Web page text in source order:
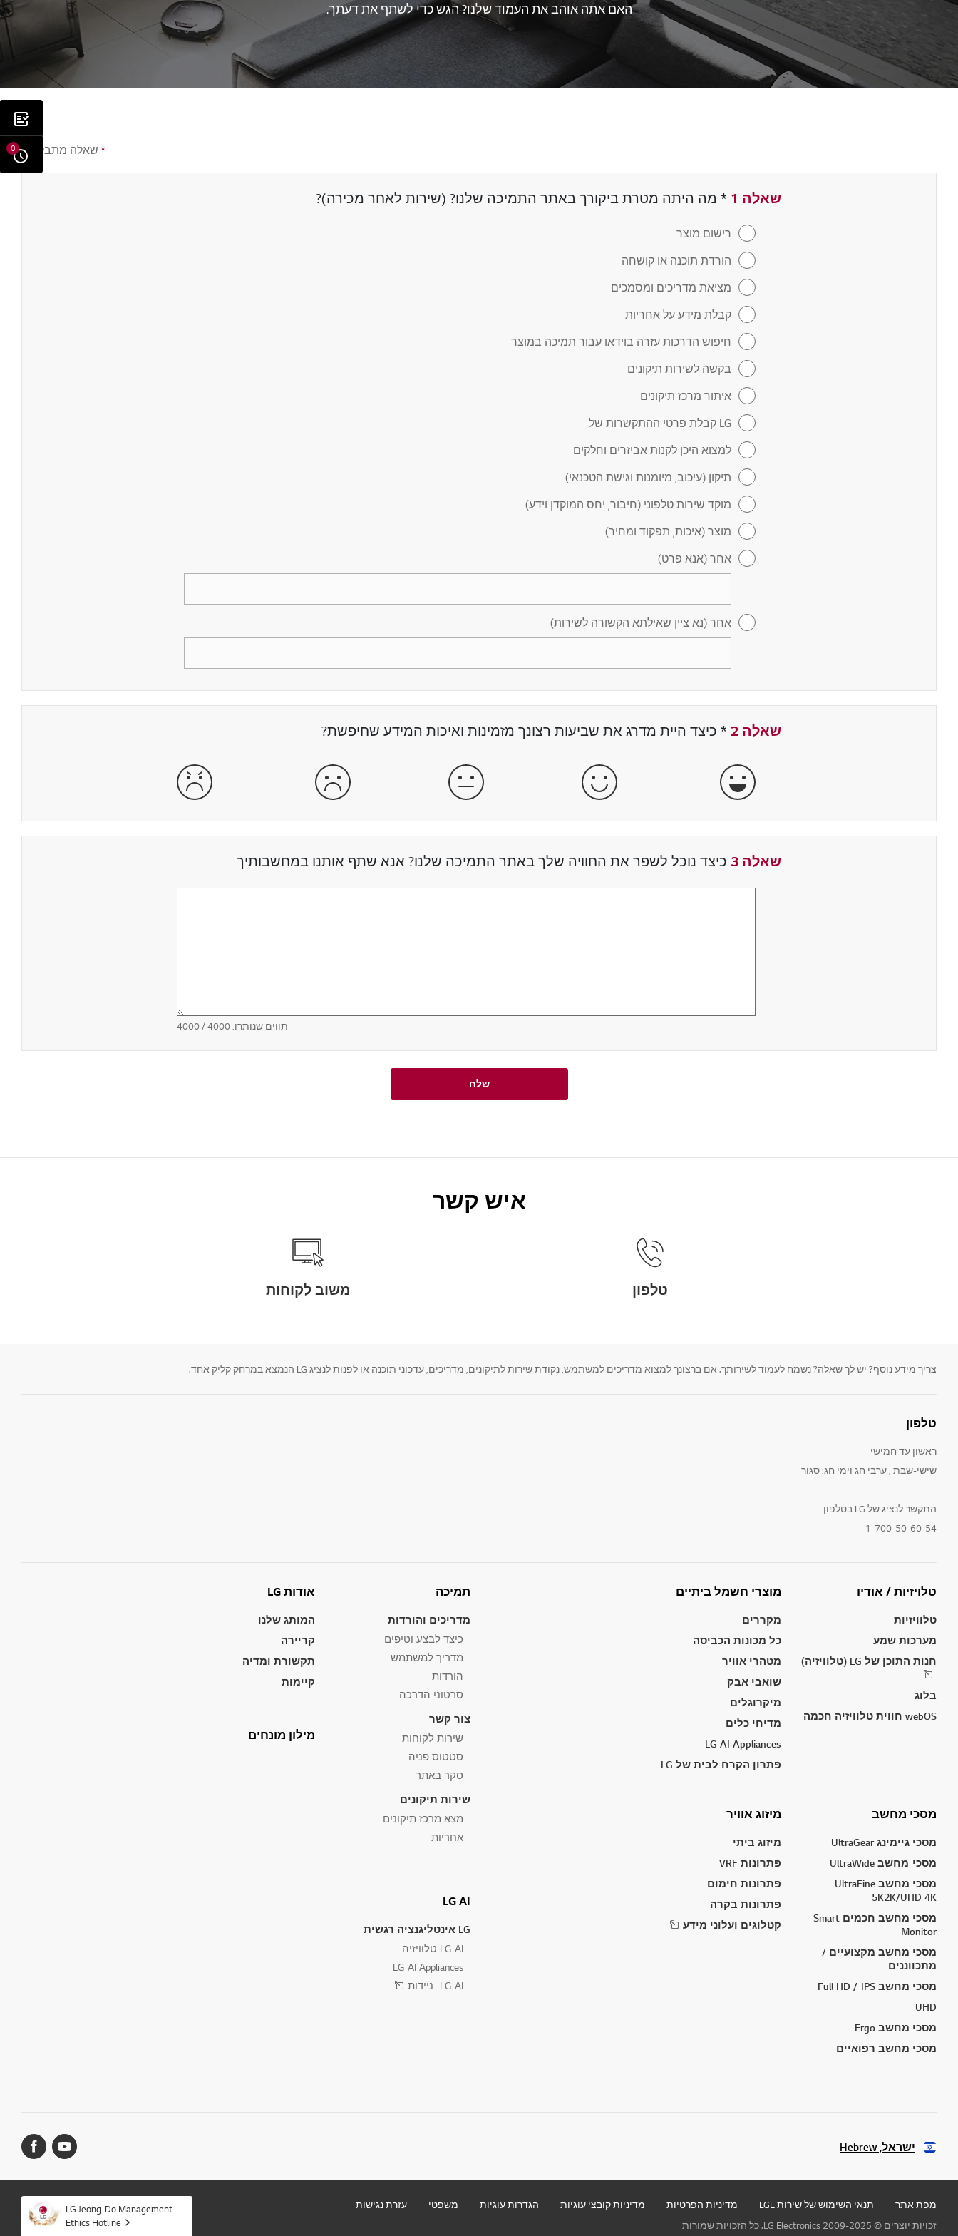
האם אתה אוהב את העמוד שלנו? הגש כדי לשתף את דעתך.
* שאלה מתבקשת
שאלה 1 * שדה חובה
מה היתה מטרת ביקורך באתר התמיכה שלנו? (שירות לאחר מכירה)?
רישום מוצר
הורדת תוכנה או קושחה
מציאת מדריכים ומסמכים
קבלת מידע על אחריות
חיפוש הדרכות עזרה בוידאו עבור תמיכה במוצר
בקשה לשירות תיקונים
איתור מרכז תיקונים
LG קבלת פרטי ההתקשרות של
למצוא היכן לקנות אביזרים וחלקים
תיקון (עיכוב, מיומנות וגישת הטכנאי)
מוקד שירות טלפוני (חיבור, יחס המוקדן וידע)
מוצר (איכות, תפקוד ומחיר)
אחר (אנא פרט)
אחר (נא ציין שאילתא הקשורה לשירות)
שאלה 2 * שדה חובה
כיצד היית מדרג את שביעות רצונך מזמינות ואיכות המידע שחיפשת?
מאוד מרוצה מרוצה מרוצה ולא מרוצה לא מרוצה
שאלה 3 כיצד נוכל לשפר את החוויה שלך באתר התמיכה שלנו? אנא שתף אותנו במחשבותיך
תווים שנותרו:4000
/ 4000
שלח
איש קשר
טלפון משוב לקוחות
0
צריך מידע נוסף? יש לך שאלה? נשמח לעמוד לשירותך. אם ברצונך למצוא מדריכים למשתמש, נקודת שירות לתיקונים, מדריכים, עדכוני תוכנה או לפנות לנציג LG הנמצא במרחק קליק אחד.
טלפון
ראשון עד חמישי
שישי-שבת , ערבי חג וימי חג: סגור
התקשר לנציג של LG בטלפון
1-700-50-60-54
טלויזיות / אודיו
טלוויזיות
מערכות שמע
חנות התוכן של LG (טלוויזיה)
בלוג
webOS חווית טלוויזיה חכמה
מוצרי חשמל ביתיים
מקררים
כל מכונות הכביסה
מטהרי אוויר
שואבי אבק
מיקרוגלים
מדיחי כלים
LG AI Appliances
פתרון הקרח לבית של LG
מסכי מחשב
מסכי גיימינג UltraGear
מסכי מחשב UltraWide
מסכי מחשב UltraFine
5K2K/UHD 4K
מסכי מחשב חכמים Smart
Monitor
מסכי מחשב מקצועיים /
מתכווננים
מסכי מחשב Full HD / IPS
UHD
מסכי מחשב Ergo
מסכי מחשב רפואיים
מיזוג אוויר
מיזוג ביתי
פתרונות VRF
פתרונות חימום
פתרונות בקרה
קטלוגים ועלוני מידע
תמיכה
מדריכים והורדות
כיצד לבצע וטיפים
מדריך למשתמש
הורדות
סרטוני הדרכה
צור קשר
שירות לקוחות
סטטוס פניה
סקר באתר
שירות תיקונים
מצא מרכז תיקונים
אחריות
LG AI
LG אינטליגנציה רגשית
LG AI טלוויזיה
LG AI Appliances
LG AI ניידות
אודות LG
המותג שלנו
קריירה
תקשורת ומדיה
קיימות
מילון מונחים
ישראל, Hebrew
מפת אתר תנאי השימוש של שירות LGE מדיניות הפרטיות מדיניות קובצי עוגיות הגדרות עוגיות משפטי
עזרת נגישות
זכויות יוצרים © 2009-2025 LG Electronics. כל הזכויות שמורות
LG Jeong-Do Management
Ethics Hotline